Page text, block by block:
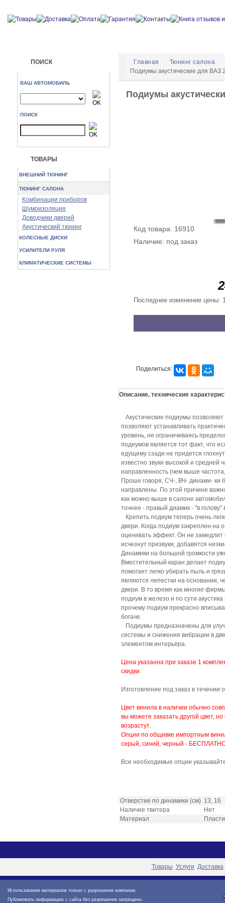
ПОИСК
ВАШ АВТОМОБИЛЬ
ПОИСК
ТОВАРЫ
ВНЕШНИЙ ТЮНИНГ
ТЮНИНГ САЛОНА
Комбинации приборов
Шумоизоляция
Доводчики дверей
Акустический тюнинг
КОЛЕСНЫЕ ДИСКИ
УСИЛИТЕЛИ РУЛЯ
КЛИМАТИЧЕСКИЕ СИСТЕМЫ
Главная
Тюнинг салона
Подиумы акустические для ВАЗ
Подиумы
Код товара: 16910
Наличие: под заказ
Последнее изменение цены:
Поделиться:
Описание, технические
Акустические подиумы позволяют
позволяют устанавливать
уровень, не ограничиваясь
подиумов является тот факт, что
едущему сзади не придется
известно звуки высокой и
направленность (чем выше
Проше говоря, СЧ-, ВЧ- динами- ки
направлены. По этой причине
как можно выше в салоне
точнее - правый диамик - "в
Крепить подиум теперь очень
двери. Когда подиум закреплен на
оценивать эффект. Он не замедлит
исчезнут призвуки, добавятся
Динамики на большой громкости
Вместительный каран делает
помогает легко убирать пыль и
являются лепестки на основании,
двери. В то время как многие
подиум в железо и по сути
прочему подиум прекрасно
богаче.
Подиумы предназначены для
системы и снижения вибрации в
элементом интерьера.
Цена указанна при заказе 1
скидки.
Изготовление под заказ в течении
Цвет винила в наличии обычно
вы можете заказать другой цвет,
возрастут.
Опции по общивке импортным
серый, синий, черный -
Все необходимые опции
Отверстие по динамики (см) 13, 16
Наличие твитера
Нет
Материал
Товары Услуги Доставка
Использование материалов только с разрешения компании.
Публиковать информацию с сайта без разрешения запрещено.